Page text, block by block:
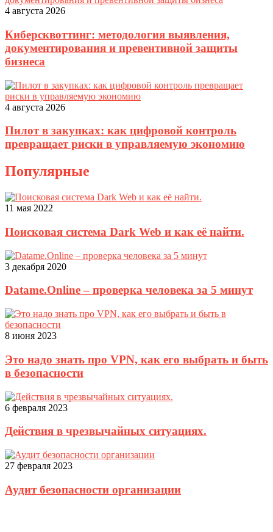
4 августа 2026
Киберсквоттинг: методология выявления,
документирования и превентивной защиты
бизнеса
4 августа 2026
Пилот в закупках: как цифровой контроль
превращает риски в управляемую экономию
Популярные
11 мая 2022
Поисковая система Dark Web и как её найти.
3 декабря 2020
Datame.Online – проверка человека за 5 минут
8 июня 2023
Это надо знать про VPN, как его выбрать и быть
в безопасности
6 февраля 2023
Действия в чрезвычайных ситуациях.
27 февраля 2023
Аудит безопасности организации